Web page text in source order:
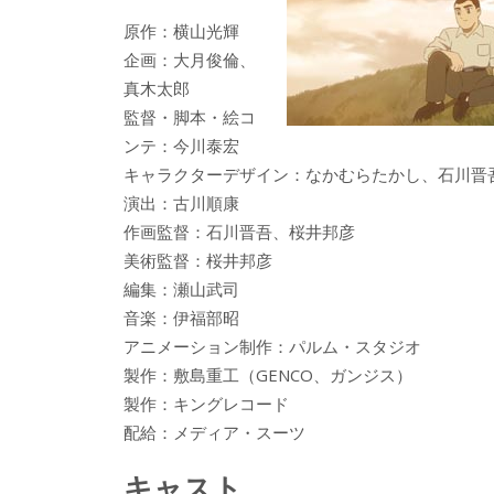
原作：横山光輝
企画：大月俊倫、
真木太郎
監督・脚本・絵コ
ンテ：今川泰宏
キャラクターデザイン：なかむらたかし、石川晋
演出：古川順康
作画監督：石川晋吾、桜井邦彦
美術監督：桜井邦彦
編集：瀬山武司
音楽：伊福部昭
アニメーション制作：パルム・スタジオ
製作：敷島重工（GENCO、ガンジス）
製作：キングレコード
配給：メディア・スーツ